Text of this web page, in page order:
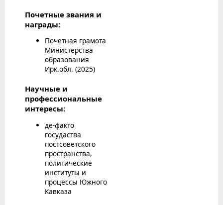
Почетные звания и
награды:
Почетная грамота
Министерства
образования
Ирк.обл. (2025)
Научные и
профессиональные
интересы:
де-факто
госудаства
постсоветского
пространства,
политические
институты и
процессы Южного
Кавказа